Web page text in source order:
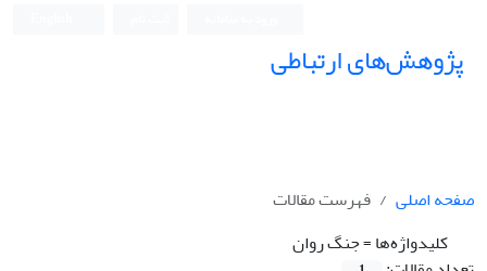
پژوهش‌های ارتباطی
صفحه اصلی
فهرست مقالات
کلیدواژه‌ها =جنگ روان